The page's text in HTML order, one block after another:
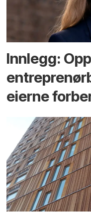
Innlegg:
eierne